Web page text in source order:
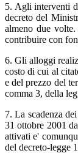
5. Agli interventi
decreto del
almeno due
contribuire con
6. Gli alloggi
costo di cui al
e del prezzo del
comma 3, della
7. La scadenza
31 ottobre 2001
attivati e'
del decreto-legge